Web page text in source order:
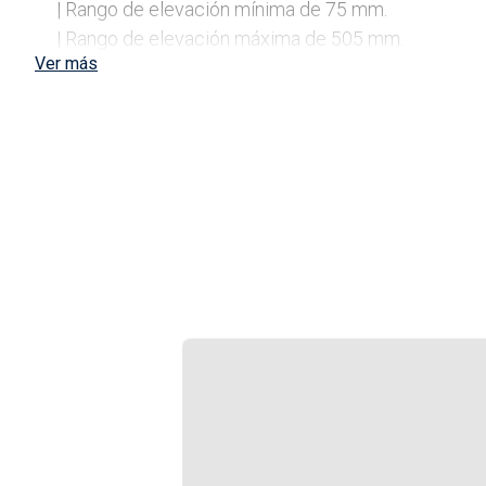
| Rango de elevación mínima de 75 mm.
| Rango de elevación máxima de 505 mm.
| Pedal con doble piston de accionamiento rápido.
Ver más